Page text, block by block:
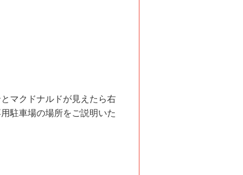
マクドナルドが見えたら右
駐車場の場所をご説明いた